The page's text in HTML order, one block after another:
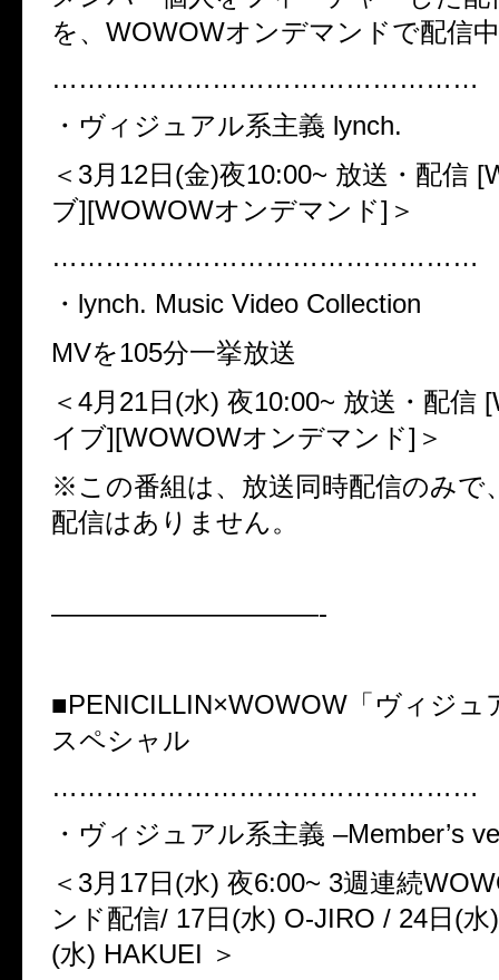
を、WOWOWオンデマンドで配信中
…………………………………………
・ヴィジュアル系主義 lynch.
＜3月12日(金)夜10:00~ 放送・配信
ブ][WOWOWオンデマンド]＞
…………………………………………
・lynch. Music Video Collection
MVを105分一挙放送
＜4月21日(水) 夜10:00~ 放送・配信
イブ][WOWOWオンデマンド]＞
※この番組は、放送同時配信のみで
配信はありません。
——————————-
■PENICILLIN×WOWOW「ヴィジュ
スペシャル
…………………………………………
・ヴィジュアル系主義 –Member’s
＜3月17日(水) 夜6:00~ 3週連続
ンド配信/ 17日(水) O-JIRO / 24日(
(水) HAKUEI ＞